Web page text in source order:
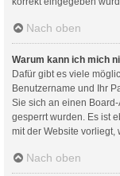
Nach oben
Warum kann ich mich
Dafür gibt es viele
Benutzername und Ihr
Sie sich an einen
gesperrt wurden. Es ist
mit der Website vorliegt,
Nach oben